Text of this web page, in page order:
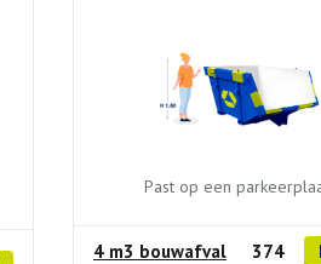
Past op een
4 m3 bouwafval 374